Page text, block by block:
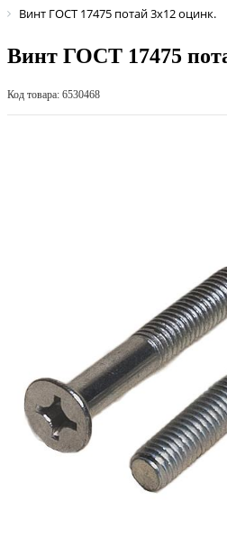
Винт ГОСТ 17475 потай 3х12 оцинк.
Винт ГОСТ 17475
Код товара: 6530468